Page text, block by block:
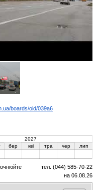
boards/oid/039a6
2027
бер кві тра чер
лип
тел. (044) 585-70-22
на 06.08.26